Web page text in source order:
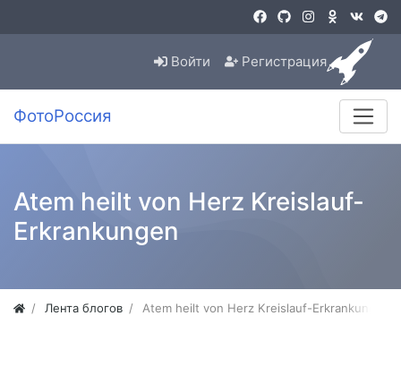
Войти Регистрация
ФотоРоссия
Atem heilt von Herz Kreislauf-
Erkrankungen
Лента блогов Atem heilt von Herz Kreislauf-Erkrankungen